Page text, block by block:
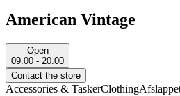
American Vintage
Open
09.00 - 20.00
Contact the store
Accessories & TaskerClothing